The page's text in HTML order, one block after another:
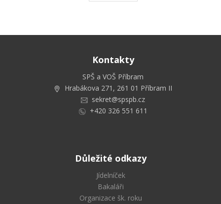
Kontakty
SPŠ a VOŠ Příbram
Hrabákova 271, 261 01 Příbram II
sekret@spspb.cz
+420 326 551 611
Důležité odkazy
Jídelníček
Bakaláři
Organizace šk. roku